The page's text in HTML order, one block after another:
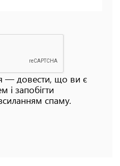
— довести, що ви є
і запобігти
спаму.